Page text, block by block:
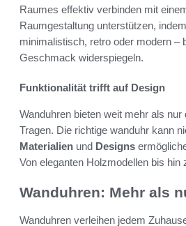
Raumes effektiv verbinden mit
Raumgestaltung unterstützen,
minimalistisch, retro oder modern –
Geschmack widerspiegeln.
Funktionalität trifft auf Design
Wanduhren bieten weit mehr als nur
Tragen. Die richtige wanduhr kann
Materialien und Designs
Von eleganten Holzmodellen bis
Wanduhren: Mehr als
Wanduhren verleihen jedem